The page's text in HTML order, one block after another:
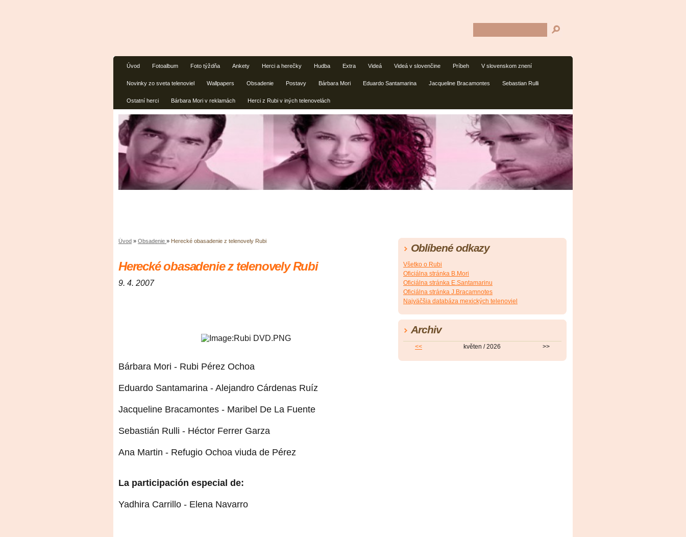
Úvod Fotoalbum Foto týždňa Ankety Herci a herečky Hudba Extra Videá Videá v slovenčine Príbeh V slovenskom znení
Novinky zo sveta telenoviel Wallpapers Obsadenie Postavy Bárbara Mori Eduardo Santamarina Jacqueline Bracamontes Sebastian Rulli
Ostatní herci Bárbara Mori v reklamách Herci z Rubi v iných telenovelách
Úvod » Obsadenie » Herecké obasadenie z telenovely Rubi
Herecké obasadenie z telenovely Rubi
9. 4. 2007
Bárbara Mori - Rubi Pérez Ochoa
Eduardo Santamarina - Alejandro Cárdenas Ruíz
Jacqueline Bracamontes - Maribel De La Fuente
Sebastián Rulli - Héctor Ferrer Garza
Ana Martin - Refugio Ochoa viuda de Pérez
La participación especial de:
Yadhira Carrillo - Elena Navarro
Oblíbené odkazy
Všetko o Rubi
Oficiálna stránka B.Mori
Oficiálna stránka E.Santamarinu
Oficiálna stránka J.Bracamnotes
Najväčšia databáza mexických telenoviel
Archiv
<< květen / 2026 >>